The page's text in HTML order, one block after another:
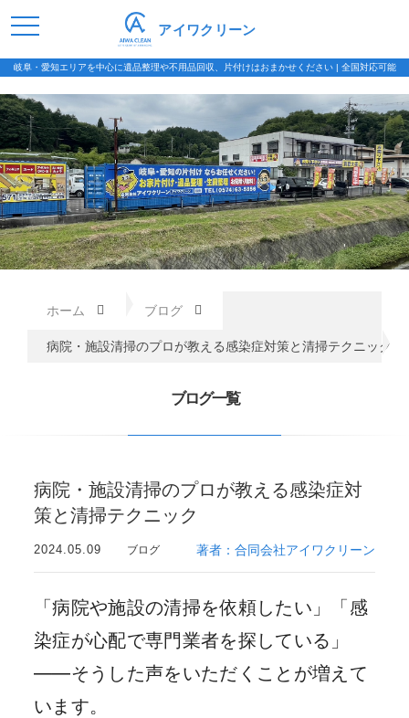
岐阜・愛知エリアを中心に遺品整理や不用品回収、片付けはおまかせください | 全国対応可能
アイワクリーン
ホーム ブログ
病院・施設清掃のプロが教える感染症対策と清掃テクニック
ブログ一覧
病院・施設清掃のプロが教える感染症対
策と清掃テクニック
2024.05.09 ブログ 著者：合同会社アイワクリーン
「病院や施設の清掃を依頼したい」「感
染症が心配で専門業者を探している」
——そうした声をいただくことが増えて
います。